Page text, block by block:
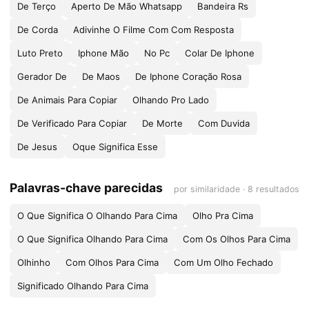
De Terço Aperto De Mão Whatsapp Bandeira Rs
De Corda Adivinhe O Filme Com Com Resposta
Luto Preto Iphone Mão No Pc Colar De Iphone
Gerador De De Maos De Iphone Coração Rosa
De Animais Para Copiar Olhando Pro Lado
De Verificado Para Copiar De Morte Com Duvida
De Jesus Oque Significa Esse
Palavras-chave parecidas por similaridade · 8 resultados
O Que Significa O Olhando Para Cima Olho Pra Cima
O Que Significa Olhando Para Cima Com Os Olhos Para Cima
Olhinho Com Olhos Para Cima Com Um Olho Fechado
Significado Olhando Para Cima